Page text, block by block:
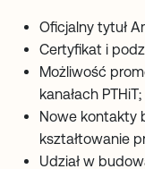
Oficjalny tytuł
Certyfikat i
Możliwość
kanałach PTHiT;
Nowe kontakty
kształtowanie
Udział w